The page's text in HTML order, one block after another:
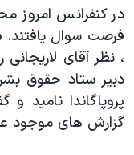
صفحه‌های ویژه
سفر پرزیدنت ترامپ
در کنفرانس امروز
فرصت سوال یافتند.
، نظر آقای
دبیر ستاد حقوق
پروپاگاندا
گزارش های موجود